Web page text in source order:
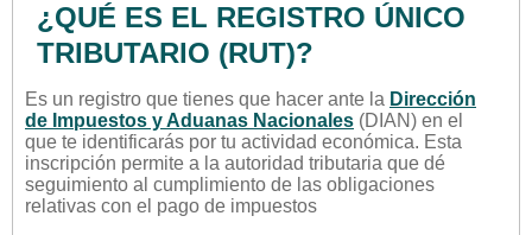
¿QUÉ ES EL REGISTRO ÚNICO
TRIBUTARIO (RUT)?
Es un registro que tienes que hacer ante la Dirección
de Impuestos y Aduanas Nacionales (DIAN) en el
que te identificarás por tu actividad económica. Esta
inscripción permite a la autoridad tributaria que dé
seguimiento al cumplimiento de las obligaciones
relativas con el pago de impuestos